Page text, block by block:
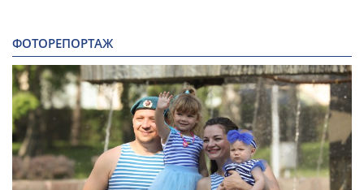
ФОТОРЕПОРТАЖ